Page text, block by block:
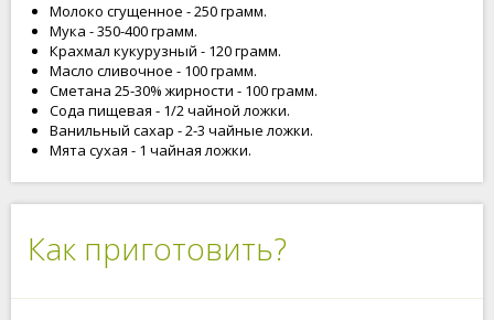
Молоко сгущенное - 250 грамм.
Мука - 350-400 грамм.
Крахмал кукурузный - 120 грамм.
Масло сливочное - 100 грамм.
Сметана 25-30% жирности - 100 грамм.
Сода пищевая - 1/2 чайной ложки.
Ванильный сахар - 2-3 чайные ложки.
Мята сухая - 1 чайная ложки.
Как приготовить?